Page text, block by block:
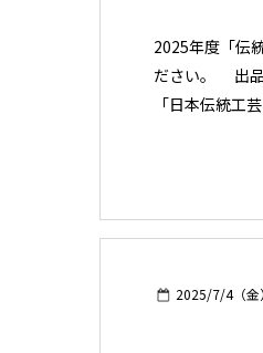
2025年度「伝
ださい。 出品
「日本伝統工
2025/7/4（金）